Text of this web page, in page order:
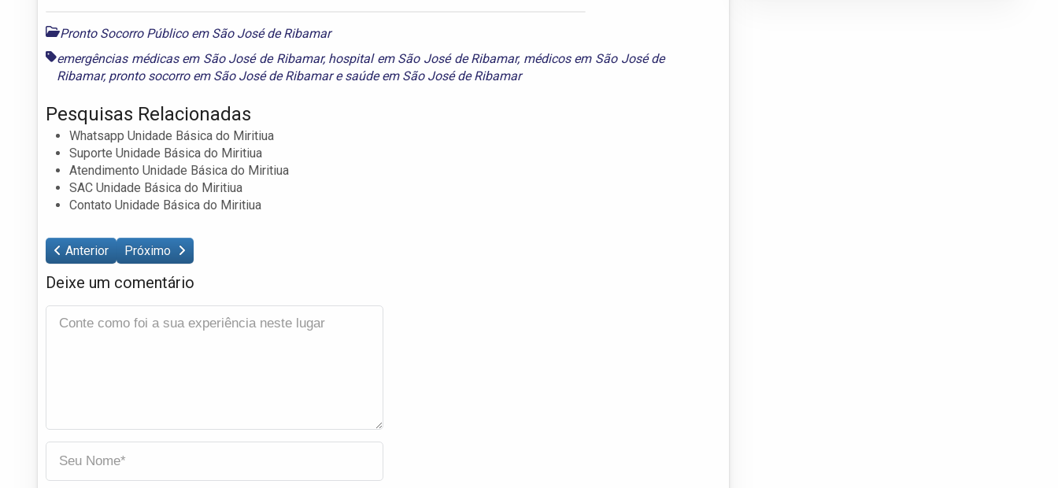
Pronto Socorro Público em São José de Ribamar
emergências médicas em São José de Ribamar, hospital em São José de Ribamar, médicos em São José de
Ribamar, pronto socorro em São José de Ribamaresaúde em São José de Ribamar
Pesquisas Relacionadas
Whatsapp Unidade Básica do Miritiua
Suporte Unidade Básica do Miritiua
Atendimento Unidade Básica do Miritiua
SAC Unidade Básica do Miritiua
Contato Unidade Básica do Miritiua
Anterior Próximo
Deixe um comentário